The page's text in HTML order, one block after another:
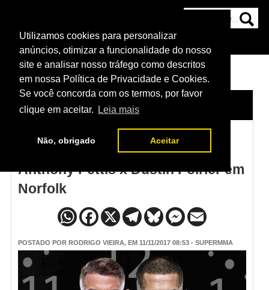
Utilizamos cookies para personalizar
anúncios, otimizar a funcionalidade do nosso
site e analisar nosso tráfego como descritos
em nossa Política de Privacidade e Cookies.
Se você concorda com os termos, por favor
clique em aceitar.
Leia mais
Não, obrigado Aceitar
NOTÍCIAS
HOME NOTÍCIAS
Horários das lutas do UFC -
Anthony Pettis x Dustin Poirier em
Norfolk
POSTADO POR RODRIGO VIEIRA, EM 11/11/2017 08:53 - SUPERMMA